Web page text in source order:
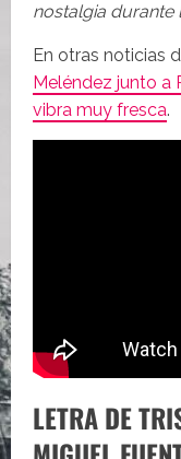
nostalgia durante
En otras noticias
Meléndez junto a
vibra muy fresca.
LETRA DE